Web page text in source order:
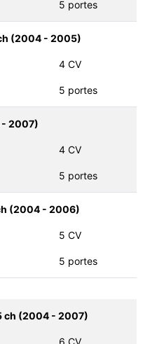
5 portes
ch (2004 - 2005)
4 CV
5 portes
- 2007)
4 CV
5 portes
(2004 - 2006)
5 CV
5 portes
ch (2004 - 2007)